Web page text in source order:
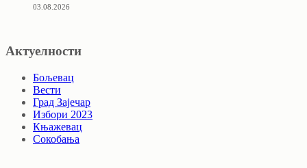
03.08.2026
Актуелности
Бољевац
Вести
Град Зајечар
Избори 2023
Књажевац
Сокобања